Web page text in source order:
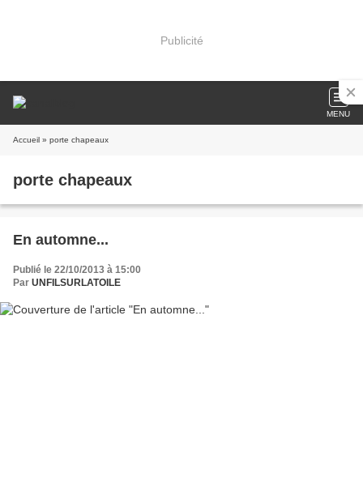
Publicité
MENU
Accueil » porte chapeaux
porte chapeaux
En automne...
Publié le 22/10/2013 à 15:00
Par UNFILSURLATOILE